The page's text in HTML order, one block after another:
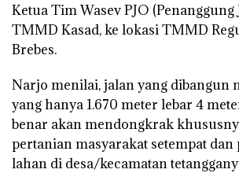
Ketua Tim Wasev PJO (Penanggung
TMMD Kasad, ke lokasi TMMD
Brebes.
Narjo menilai, jalan yang dibangun
yang hanya 1.670 meter lebar 4
benar akan mendongkrak
pertanian masyarakat setempat
lahan di desa/kecamatan